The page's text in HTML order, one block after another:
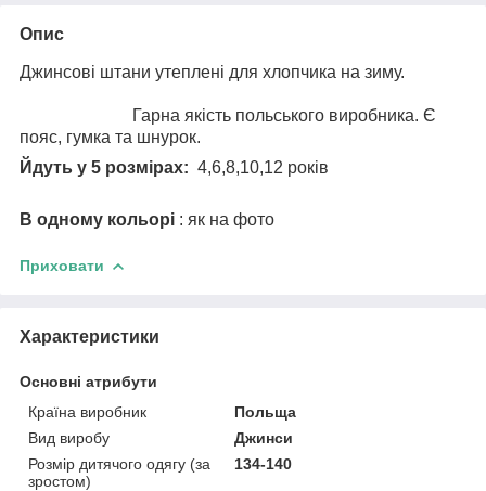
Опис
Джинсові штани утеплені для хлопчика на зиму.
Гарна якість польського виробника. Є
пояс, гумка та шнурок.
Йдуть у 5 розмірах: 4,6,8,10,12 років
В одному кольорі : як на фото
Приховати
Характеристики
Основні атрибути
Країна виробник
Польща
Вид виробу
Джинси
Розмір дитячого одягу (за
зростом)
134-140